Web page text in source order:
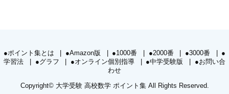
●ポイント集とは ●Amazon版 ●1000番 ●2000番 ●3000番
●
学習法
●グラフ ●オンライン個別指導 ●中学受験版
●お問い合
わせ
Copyright© 大学受験 高校数学 ポイント集All Rights Reserved.